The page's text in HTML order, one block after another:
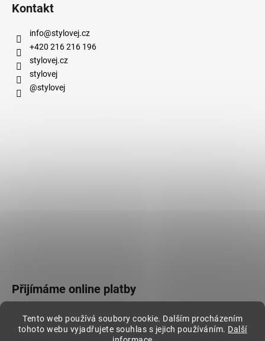
Tento web používá soubory cookie. Dalším procházením
tohoto webu vyjadřujete souhlas s jejich používáním. Další
Kontakt
info@stylovej.cz
+420 216 216 196
stylovej.cz
stylovej
@stylovej
Přijímáme online platby